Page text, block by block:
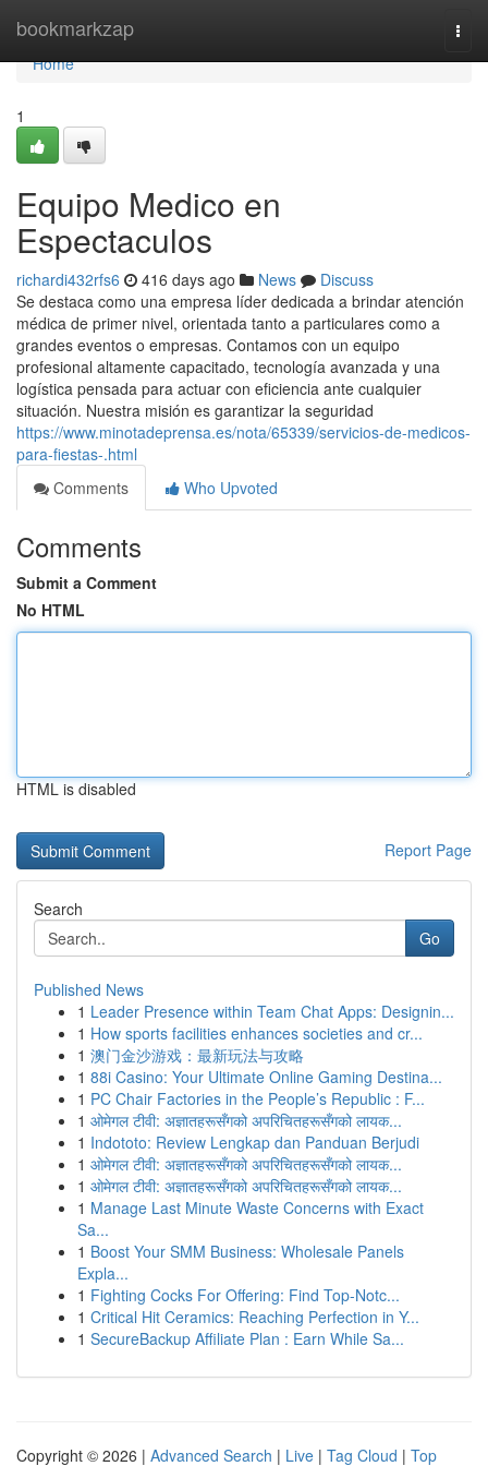
bookmarkzap
Home
Home
1
Equipo Medico en
Espectaculos
richardi432rfs6 416 days ago News
Discuss
Se destaca como una empresa líder dedicada a brindar atención
médica de primer nivel, orientada tanto a particulares como a
grandes eventos o empresas. Contamos con un equipo
profesional altamente capacitado, tecnología avanzada y una
logística pensada para actuar con eficiencia ante cualquier
situación. Nuestra misión es garantizar la seguridad
https://www.minotadeprensa.es/nota/65339/servicios-de-medicos-
para-fiestas-.html
Comments
Who Upvoted
Comments
Submit a Comment
No HTML
HTML is disabled
Report Page
Search
Go
Published News
1 Leader Presence within Team Chat Apps: Designin...
1 How sports facilities enhances societies and cr...
1 澳门金沙游戏：最新玩法与攻略
1 88i Casino: Your Ultimate Online Gaming Destina...
1 PC Chair Factories in the People’s Republic : F...
1 ओमेगल टीवी: अज्ञातहरूसँगको अपरिचितहरूसँगको लायक...
1 Indototo: Review Lengkap dan Panduan Berjudi
1 ओमेगल टीवी: अज्ञातहरूसँगको अपरिचितहरूसँगको लायक...
1 ओमेगल टीवी: अज्ञातहरूसँगको अपरिचितहरूसँगको लायक...
1 Manage Last Minute Waste Concerns with Exact
Sa...
1 Boost Your SMM Business: Wholesale Panels
Expla...
1 Fighting Cocks For Offering: Find Top-Notc...
1 Critical Hit Ceramics: Reaching Perfection in Y...
1 SecureBackup Affiliate Plan : Earn While Sa...
Copyright © 2026 | Advanced Search | Live | Tag Cloud | Top